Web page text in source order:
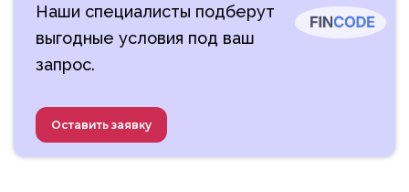
Наши специалисты подберут
выгодные условия под ваш
запрос.
Оставить заявку